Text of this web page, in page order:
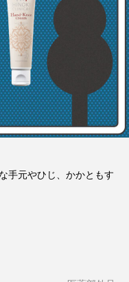
手元やひじ、かかともす